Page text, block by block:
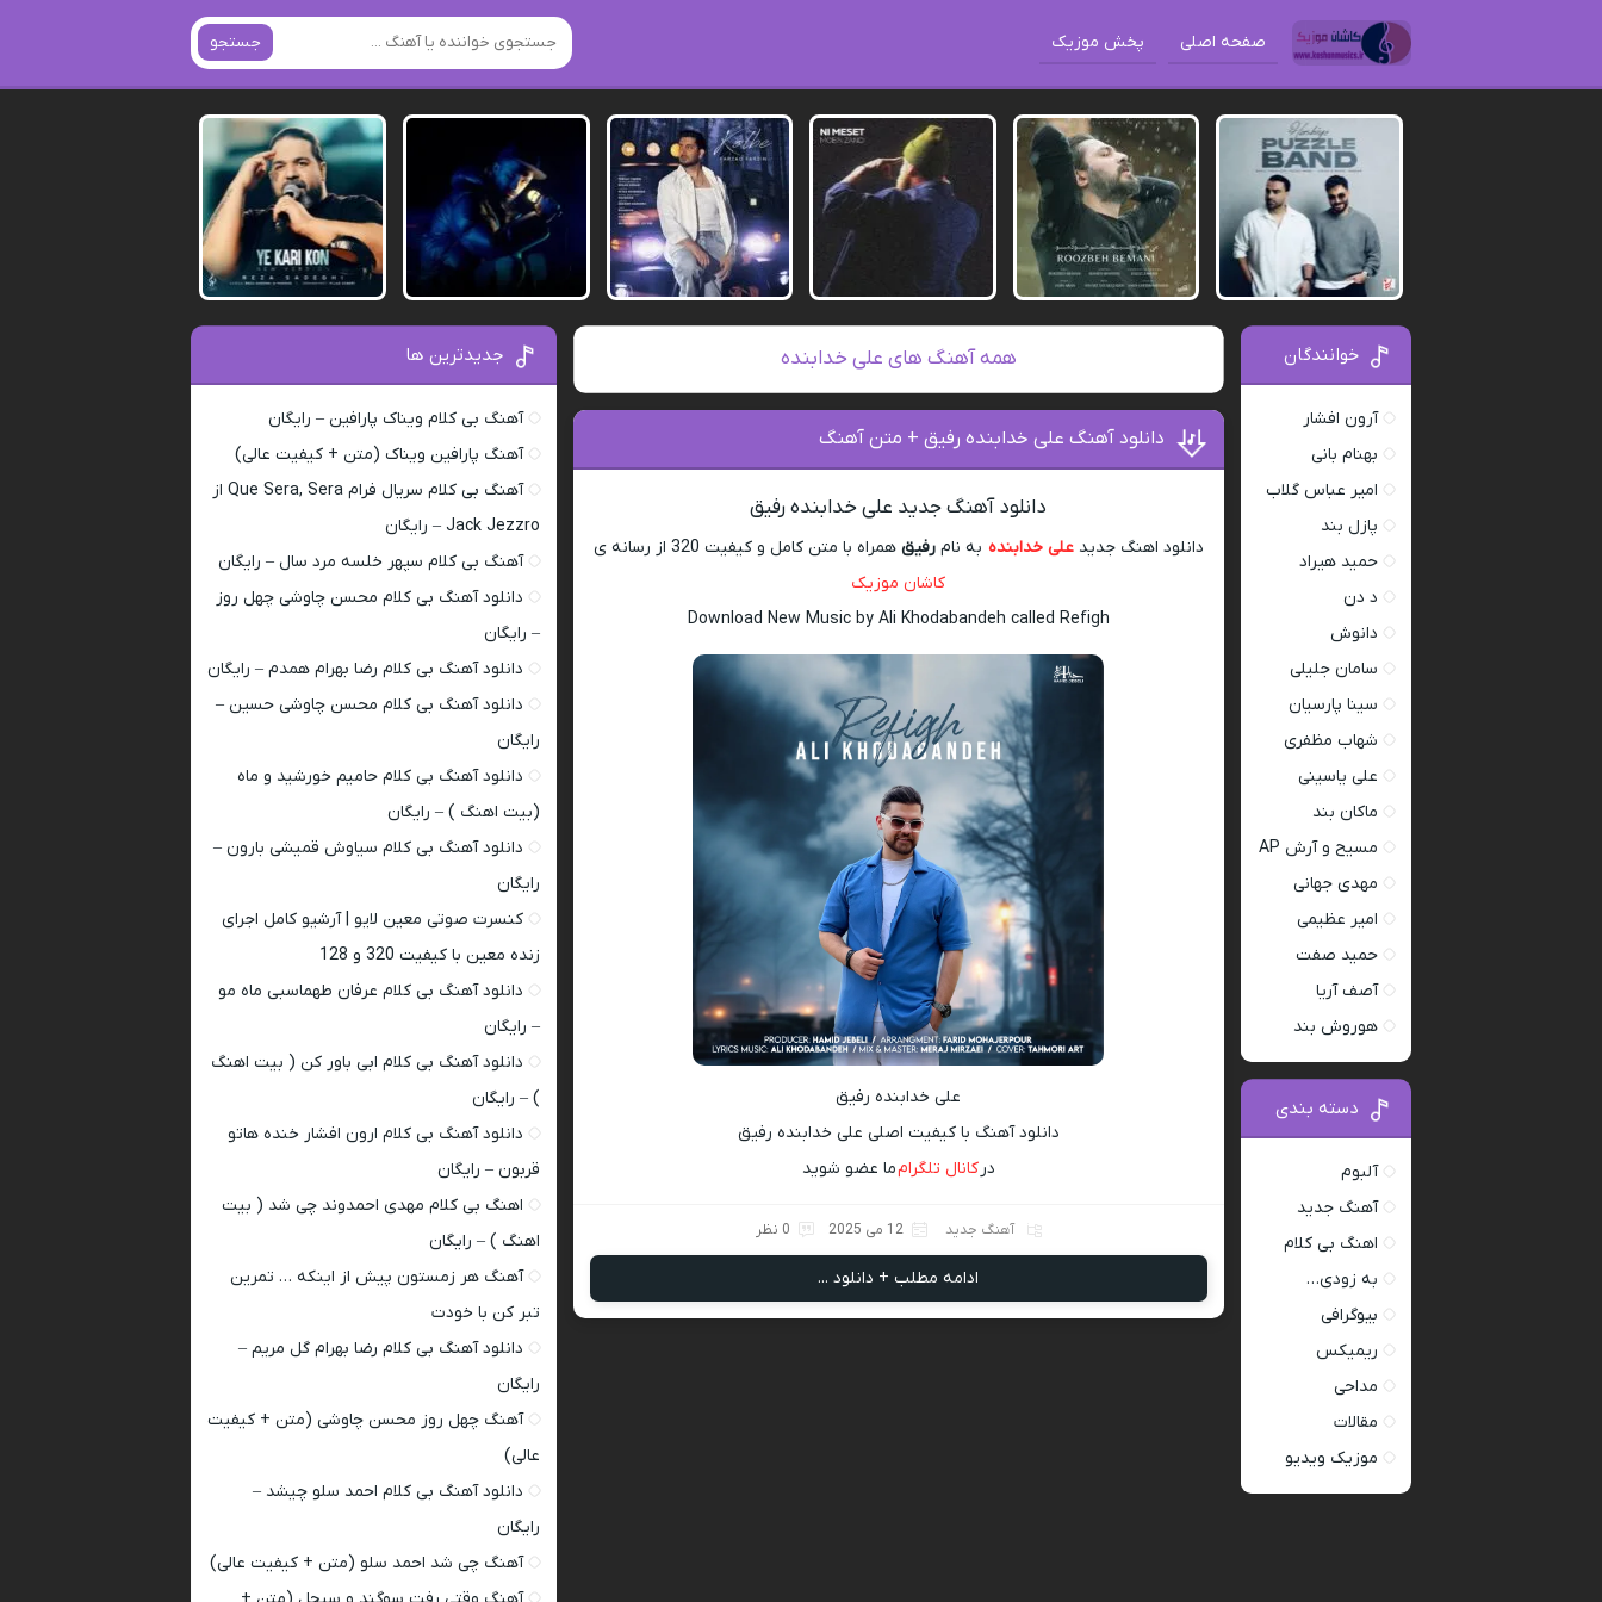
صفحه اصلی پخش موزیک جستجو
همه آهنگ های علی خدابنده
دانلود آهنگ علی خدابنده رفیق + متن آهنگ
دانلود آهنگ جدید علی خدابنده رفیق
دانلود اهنگ جدیدعلی خدابنده به نامرفیق همراه با متن کامل و کیفیت 320 از رسانه ی
کاشان موزیک
Download New Music by Ali Khodabandeh called Refigh
علی خدابنده رفیق
دانلود آهنگ با کیفیت اصلی علی خدابنده رفیق
درکانال تلگرامما عضو شوید
آهنگ جدید 12 می 2025 0 نظر
ادامه مطلب + دانلود ...
خوانندگان
آرون افشار
بهنام بانی
امیر عباس گلاب
پازل بند
حمید هیراد
د دن
دانوش
سامان جلیلی
سینا پارسیان
شهاب مظفری
علی یاسینی
ماکان بند
مسیح و آرش AP
مهدی جهانی
امیر عظیمی
حمید صفت
آصف آریا
هوروش بند
دسته بندی
آلبوم
آهنگ جدید
اهنگ بی کلام
به زودی…
بیوگرافی
ریمیکس
مداحی
مقالات
موزیک ویدیو
جدیدترین ها
آهنگ بی کلام ویناک پارافین – رایگان
آهنگ پارافین ویناک (متن + کیفیت عالی)
آهنگ بی کلام سریال فرام Que Sera, Sera از
Jack Jezzro – رایگان
آهنگ بی کلام سپهر خلسه مرد سال – رایگان
دانلود آهنگ بی کلام محسن چاوشی چهل روز
– رایگان
دانلود آهنگ بی کلام رضا بهرام همدم – رایگان
دانلود آهنگ بی کلام محسن چاوشی حسین –
رایگان
دانلود آهنگ بی کلام حامیم خورشید و ماه
(بیت اهنگ ) – رایگان
دانلود آهنگ بی کلام سیاوش قمیشی بارون –
رایگان
کنسرت صوتی معین لایو | آرشیو کامل اجرای
زنده معین با کیفیت 320 و 128
دانلود آهنگ بی کلام عرفان طهماسبی ماه مو
– رایگان
دانلود آهنگ بی کلام ابی باور کن ( بیت اهنگ
) – رایگان
دانلود آهنگ بی کلام ارون افشار خنده هاتو
قربون – رایگان
اهنگ بی کلام مهدی احمدوند چی شد ( بیت
اهنگ ) – رایگان
آهنگ هر زمستون پیش از اینکه … تمرین
تبر کن با خودت
دانلود آهنگ بی کلام رضا بهرام گل مریم –
رایگان
آهنگ چهل روز محسن چاوشی (متن + کیفیت
عالی)
دانلود آهنگ بی کلام احمد سلو چیشد –
رایگان
آهنگ چی شد احمد سلو (متن + کیفیت عالی)